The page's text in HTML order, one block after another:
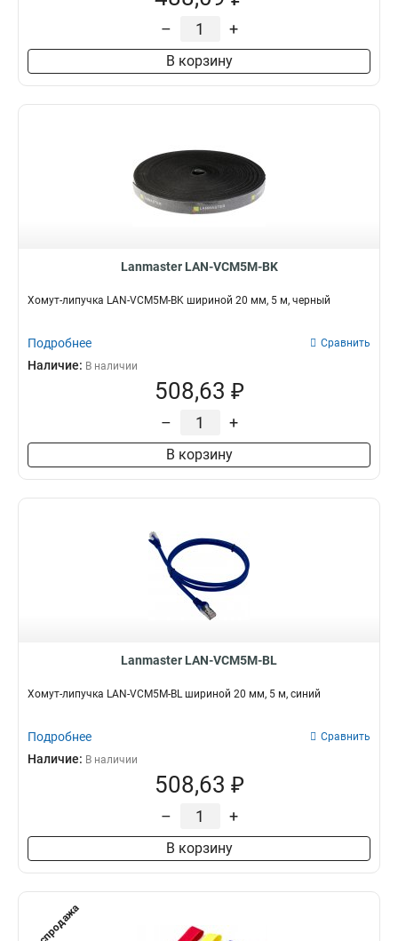
– +
В корзину
Lanmaster LAN-VCM5M-BK
Хомут-липучка LAN-VCM5M-BK шириной 20 мм, 5 м, черный
Подробнее Сравнить
Наличие: В наличии
508,63 ₽
– +
В корзину
Lanmaster LAN-VCM5M-BL
Хомут-липучка LAN-VCM5M-BL шириной 20 мм, 5 м, синий
Подробнее Сравнить
Наличие: В наличии
508,63 ₽
– +
В корзину
Распродажа